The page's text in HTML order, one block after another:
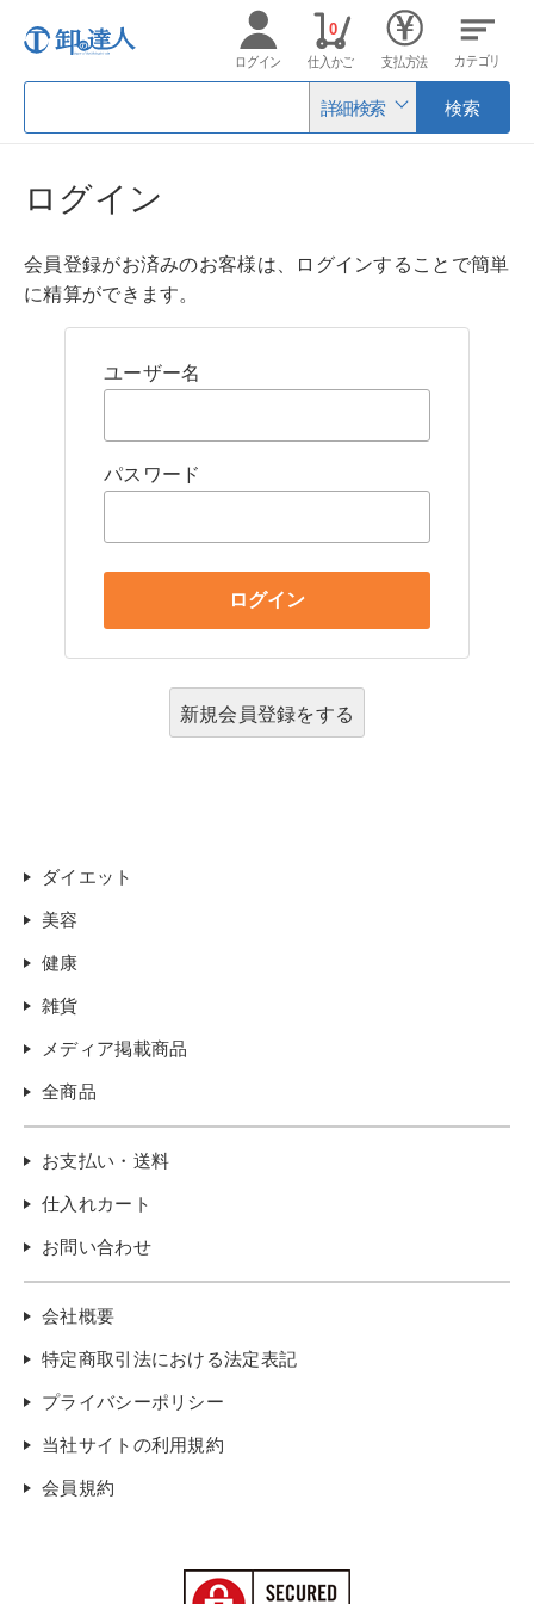
詳細検索 検索
ログイン 仕入かご
0
支払方法 カテゴリ
ログイン
会員登録がお済みのお客様は、ログインすることで簡単
に精算ができます。
ユーザー名
パスワード
新規会員登録をする
ダイエット
美容
健康
雑貨
メディア掲載商品
全商品
お支払い・送料
仕入れカート
お問い合わせ
会社概要
特定商取引法における法定表記
プライバシーポリシー
当社サイトの利用規約
会員規約